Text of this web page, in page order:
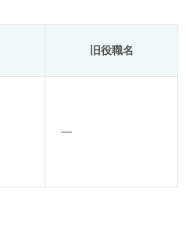
旧役職名
—